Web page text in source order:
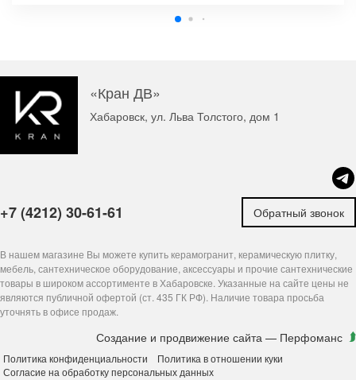
«Кран ДВ»
Хабаровск, ул. Льва Толстого, дом 1
+7 (4212) 30-61-61 Обратный звонок
В нашем магазине Вы можете купить керамогранит, керамическую плитку,
мебель, сантехническое оборудование, аксессуары и прочие сантехнические
товары в широком ассортименте в Хабаровске. Указанные на сайте цены не
являются публичной офертой (ст. 435 ГК РФ). Наличие товара просьба
уточнять в офисе продаж.
Создание и продвижение сайта — Перфоманс
Политика конфиденциальности
Политика в отношении куки
Согласие на обработку персональных данных